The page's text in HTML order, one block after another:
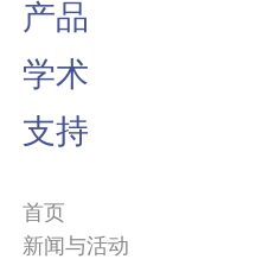
产品
学术
支持
首页
新闻与活动